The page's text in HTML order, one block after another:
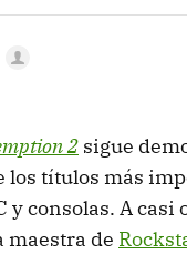
2 sigue
los títulos más
y consolas. A casi
maestra de